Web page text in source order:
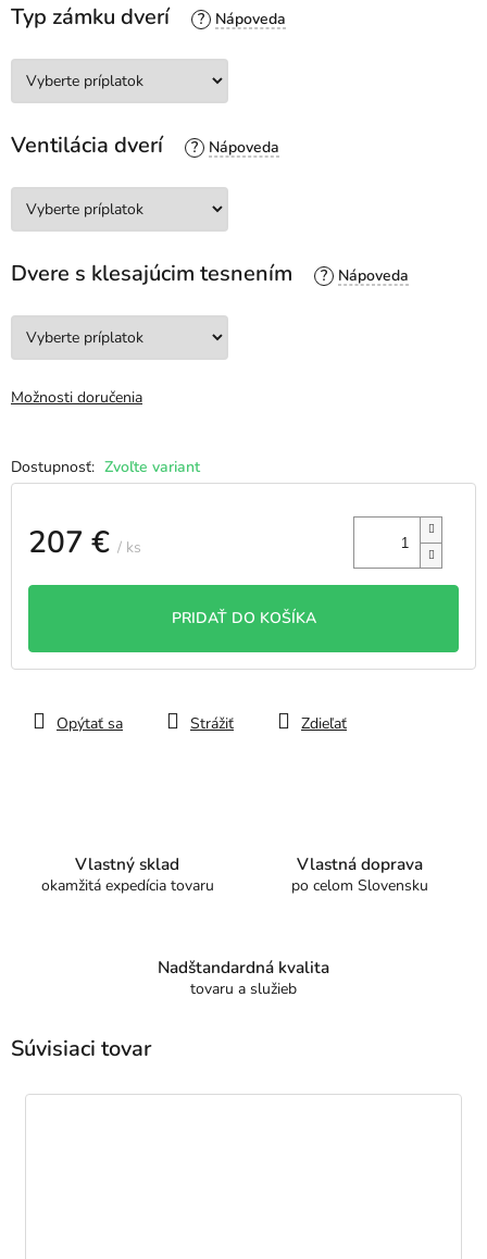
Zvoľte variant
Typ zámku dverí ?
Ventilácia dverí ?
Dvere s klesajúcim tesnením ?
Možnosti doručenia
207 € / ks
PRIDAŤ DO KOŠÍKA
Opýtať sa Strážiť Zdieľať
Vlastný sklad
okamžitá expedícia tovaru
Vlastná doprava
po celom Slovensku
Nadštandardná kvalita
tovaru a služieb
Súvisiaci tovar